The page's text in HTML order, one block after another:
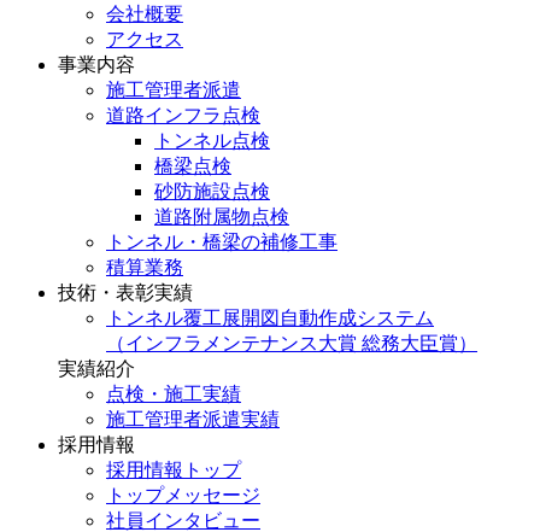
会社概要
アクセス
事業内容
施工管理者派遣
道路インフラ点検
トンネル点検
橋梁点検
砂防施設点検
道路附属物点検
トンネル・橋梁の補修工事
積算業務
技術・表彰実績
トンネル覆工展開図自動作成システム
（インフラメンテナンス大賞 総務大臣賞）
実績紹介
点検・施工実績
施工管理者派遣実績
採用情報
採用情報トップ
トップメッセージ
社員インタビュー